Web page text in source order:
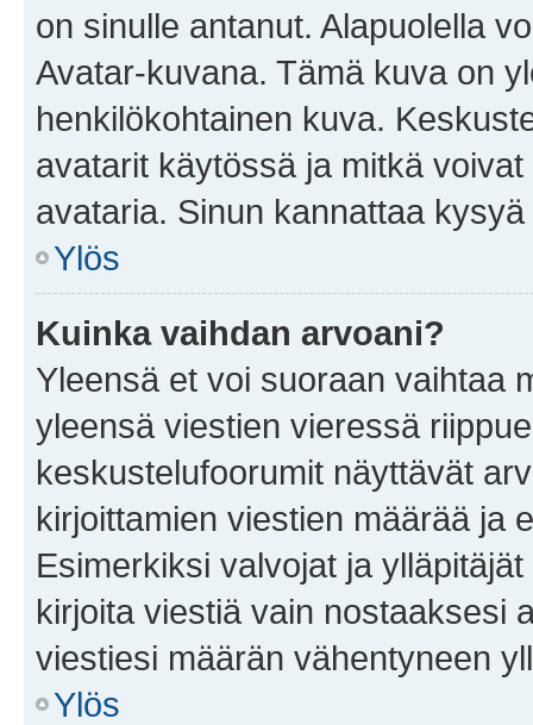
on sinulle antanut. Alapuolella
Avatar-kuvana. Tämä kuva on
henkilökohtainen kuva.
avatarit käytössä ja mitkä
avataria. Sinun kannattaa
Ylös
Kuinka vaihdan arvoani?
Yleensä et voi suoraan vaihtaa
yleensä viestien vieressä
keskustelufoorumit näyttävät
kirjoittamien viestien määrää ja
Esimerkiksi valvojat ja
kirjoita viestiä vain nostaaksesi
viestiesi määrän vähentyneen
Ylös